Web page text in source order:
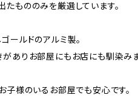
もののみを厳選しています。
ールドのアルミ製。
ありお部屋にもお店にも馴染みま
子様のいるお部屋でも安心です。